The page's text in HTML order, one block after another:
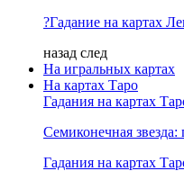
?Гадание на картах
назад след
На игральных картах
На картах Таро
Гадания на картах
Семиконечная
Гадания на картах